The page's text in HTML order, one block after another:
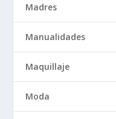
Madres
Manualidades
Maquillaje
Moda